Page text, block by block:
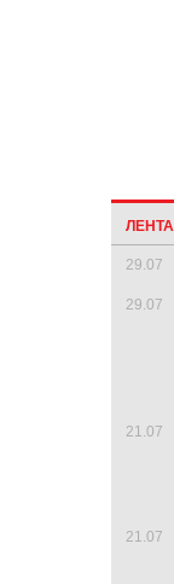
29.07
29.07
21.07
21.07